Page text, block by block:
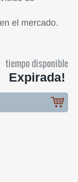
el mercado.
tiempo disponible
Expirada!